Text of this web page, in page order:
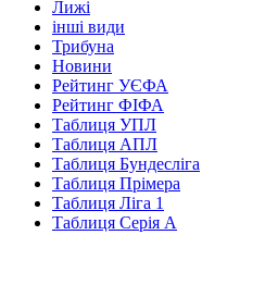
Лижі
інші види
Трибуна
Новини
Рейтинг УЄФА
Рейтинг ФІФА
Таблиця УПЛ
Таблиця АПЛ
Таблиця Бундесліга
Таблиця Прімера
Таблиця Ліга 1
Таблиця Серія А